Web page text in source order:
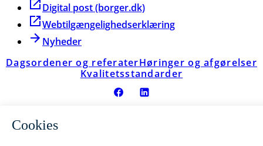
Digital post (borger.dk)
Webtilgængelighedserklæring
Nyheder
Dagsordener og referaterHøringer og afgørelser
Kvalitetsstandarder